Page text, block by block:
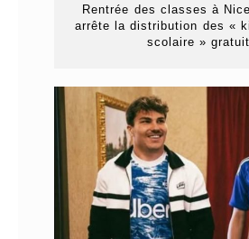
Rentrée des classes à
arrête la distribution des «
scolaire »